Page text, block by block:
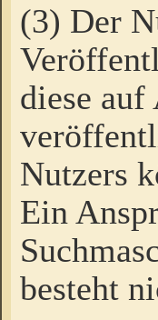
(3) Der
diese
Nutzers
Ein
besteht